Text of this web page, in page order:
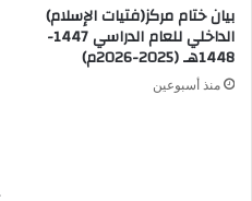
بيان ختام مركز(فتيات الإسلام)
الداخلي للعام الدراسي 1447-
1448هـ (2025-2026م)
منذ أسبوعين